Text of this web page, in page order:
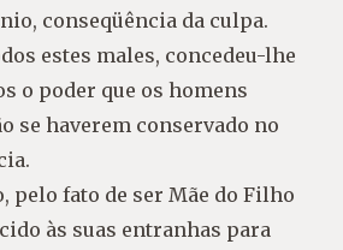
conseqüência da culpa.
estes males, concedeu-lhe
o poder que os homens
se haverem conservado no
pelo fato de ser Mãe do Filho
às suas entranhas para